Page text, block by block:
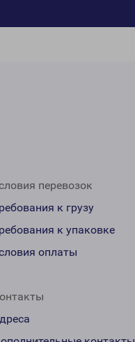
перевозок
к грузу
к упаковке
оплаты